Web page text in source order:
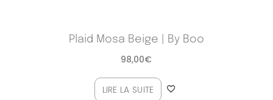
Plaid Mosa Beige | By Boo
98,00€
LIRE LA SUITE